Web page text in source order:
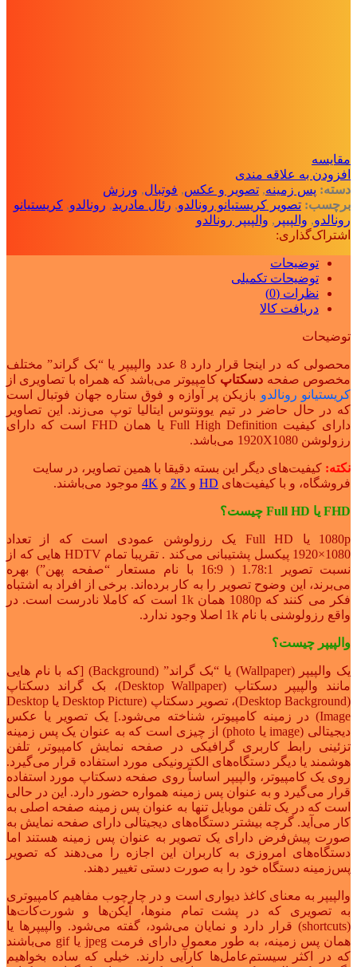
مقايسه
افزودن به علاقه مندی
دسته: پس زمینه, تصویر و عکس, فوتبال, ورزش
برچسب: تصویر کریستیانو رونالدو, رئال مادرید, رونالدو, کریستیانو
رونالدو, والپیپر , والپیپر رونالدو
اشتراک‌گذاری:
توضیحات
توضیحات تکمیلی
نظرات (0)
دریافت کالا
توضیحات
محصولی که در اینجا قرار دارد 8 عدد والپیپر یا “بک گراند” مختلف
مخصوص صفحه دسکتاپ کامپیوتر می‌باشد که همراه با تصاویری از
کریستیانو رونالدو بازیکن پر آوازه و فوق ستاره جهان فوتبال است
که در حال حاضر در تیم یوونتوس ایتالیا توپ می‌زند. این تصاویر
دارای کیفیت Full High Definition یا همان F
HD است که دارای
رزولوشن 1920X1080 می‌باشد.
نکته: کیفیت‌های دیگر این بسته دقیقا با همین تصاویر، در سایت
فروشگاه، و با کیفیت‌های HD و 2K و 4K موجود می‌باشند.
FHD یا Full HD چیست؟
1080p یا Full HD یک رزولوشن عمودی است که از تعداد
1080×1920 پیکسل پشتیبانی می‌کند . تقریبا تمام HDTV‌ هایی که از
نسبت تصویر 1.78:1 ( 16:9 با نام مستعار “صفحه پهن”) بهره
می‌برند، این وضوح تصویر را به کار برده‌اند. برخی از افراد به اشتباه
فکر می کنند که 1080p همان 1k است که کاملا نادرست است. در
واقع رزولوشنی با نام 1k اصلا وجود ندارد.
والپیپر چیست؟
یک والپیپر (Wallpaper) یا “بک گراند” (Background) [که با نام هایی
مانند والپیپر دسکتاپ (Desktop Wallpaper)، بک گراند دسکتاپ
(Desktop Background)، تصویر دسکتاپ (Desktop Picture یا Desktop
Image) در زمینه کامپیوتر، شناخته می‌شود.] یک تصویر یا عکس
دیجیتالی (image یا photo) از چیزی است که به عنوان یک پس زمینه
تزئینی رابط کاربری گرافیکی در صفحه نمایش کامپیوتر، تلفن
هوشمند یا دیگر دستگاه‌های الکترونیکی مورد استفاده قرار می‌گیرد.
روی یک کامپیوتر، والپیپر اساساً روی صفحه دسکتاپ مورد استفاده
قرار می‌گیرد و به عنوان پس زمینه همواره حضور دارد. این در حالی
است که در یک تلفن موبایل تنها به عنوان پس زمینه صفحه اصلی به
کار می‌آید. گرچه بیشتر دستگاه‌های دیجیتالی دارای صفحه نمایش به
صورت پیش‌فرض دارای یک تصویر به عنوان پس زمینه هستند اما
دستگاه‌های امروزی به کاربران این اجازه را می‌دهند که تصویر
پس‌زمینه دستگاه خود را به صورت دستی تغییر دهند.
والپیپر به معنای کاغذ دیواری است و در چارچوب مفاهیم کامپیوتری
به تصویری که در پشت تمام منوها، آیکن‌ها و شورت‌کات‌ها
(shortcuts) قرار دارد و نمایان می‌شود، گفته می‌شود. والپیپرها یا
همان پس زمینه، به طور معمول دارای فرمت jpeg یا gif می‌باشند
که در اکثر سیستم‌عامل‌ها کارآیی دارند. خیلی که ساده بخواهیم